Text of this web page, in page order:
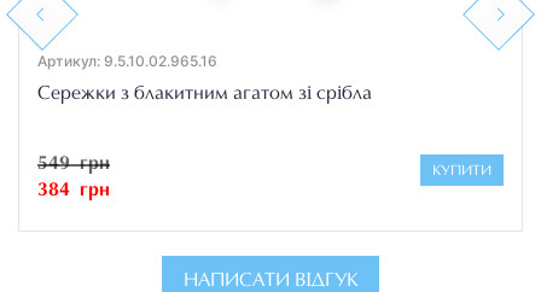
Previous
Артикул: 9.5.10.02.965.16
Сережки з блакитним агатом зі срібла
549 грн
384 грн
КУПИТИ
Next
НАПИСАТИ ВІДГУК